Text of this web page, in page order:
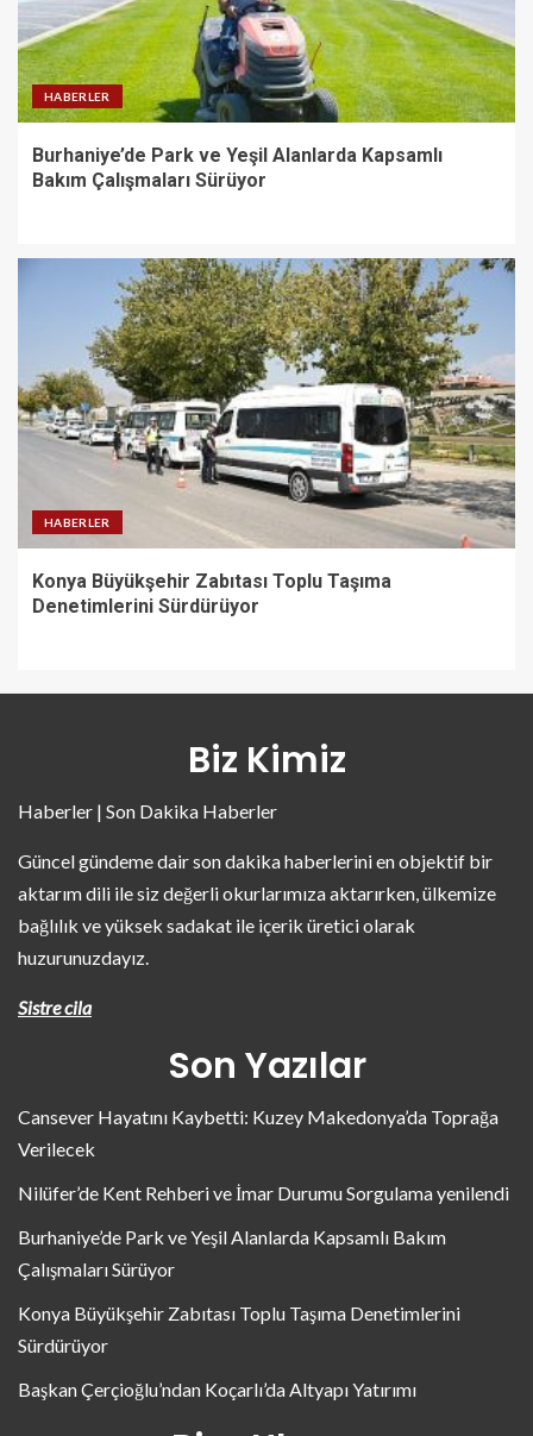
HABERLER
Burhaniye’de Park ve Yeşil Alanlarda Kapsamlı
Bakım Çalışmaları Sürüyor
HABERLER
Konya Büyükşehir Zabıtası Toplu Taşıma
Denetimlerini Sürdürüyor
Biz Kimiz
Haberler | Son Dakika Haberler
Güncel gündeme dair son dakika haberlerini en objektif bir
aktarım dili ile siz değerli okurlarımıza aktarırken, ülkemize
bağlılık ve yüksek sadakat ile içerik üretici olarak
huzurunuzdayız.
Sistre cila
Son Yazılar
Cansever Hayatını Kaybetti: Kuzey Makedonya’da Toprağa
Verilecek
Nilüfer’de Kent Rehberi ve İmar Durumu Sorgulama yenilendi
Burhaniye’de Park ve Yeşil Alanlarda Kapsamlı Bakım
Çalışmaları Sürüyor
Konya Büyükşehir Zabıtası Toplu Taşıma Denetimlerini
Sürdürüyor
Başkan Çerçioğlu’ndan Koçarlı’da Altyapı Yatırımı